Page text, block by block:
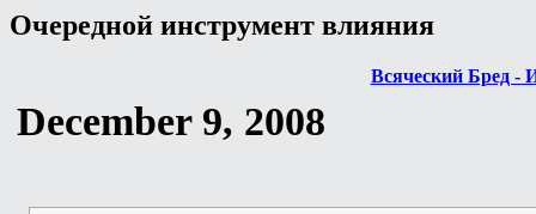
Очередной инструмент влияния
Всяческий Бред -
December 9, 2008